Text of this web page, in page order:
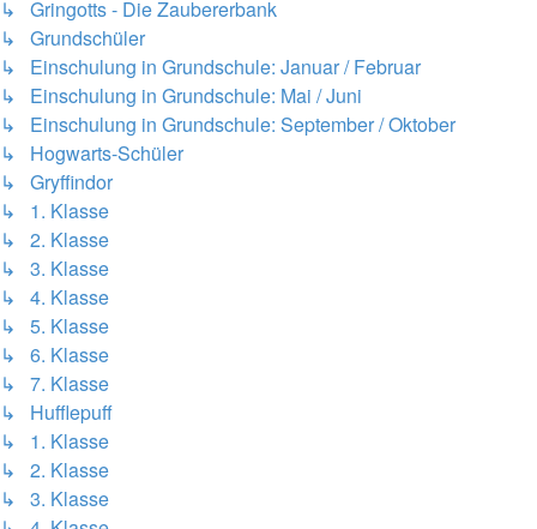
↳ Gringotts - Die Zaubererbank
↳ Grundschüler
↳ Einschulung in Grundschule: Januar / Februar
↳ Einschulung in Grundschule: Mai / Juni
↳ Einschulung in Grundschule: September / Oktober
↳ Hogwarts-Schüler
↳ Gryffindor
↳ 1. Klasse
↳ 2. Klasse
↳ 3. Klasse
↳ 4. Klasse
↳ 5. Klasse
↳ 6. Klasse
↳ 7. Klasse
↳ Hufflepuff
↳ 1. Klasse
↳ 2. Klasse
↳ 3. Klasse